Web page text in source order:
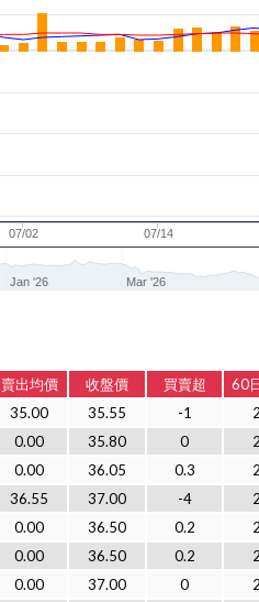
07/02 07/14
Jan '26 Mar '26
賣出均價 收盤價 買賣超 60
35.00 35.55 -1
0.00 35.80 0
0.00 36.05 0.3
36.55 37.00 -4
0.00 36.50 0.2
0.00 36.50 0.2
0.00 37.00 0